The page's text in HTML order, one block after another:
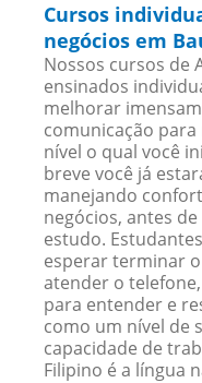
Cursos
negócios em
Nossos cursos de
ensinados
melhorar
comunicação
nível o qual você
breve você já
manejando
negócios, antes
estudo.
esperar terminar
atender o
para entender e
como um nível de
capacidade de
Filipino é a língua